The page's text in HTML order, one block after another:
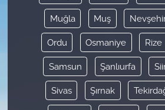
Muğla Muş
Ordu Osmaniye Rize
Samsun Şanlıurfa
Sivas Şırnak